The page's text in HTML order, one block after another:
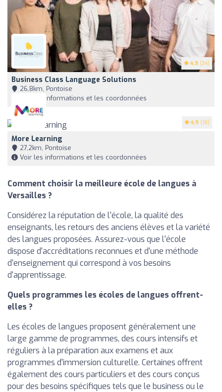
4.9 (34)
Business Class Language Solutions
26,8km, Pontoise
Voir les informations et les coordonnées
4.9 (18)
More Learning
27,2km, Pontoise
Voir les informations et les coordonnées
Comment choisir la meilleure école de langues à
Versailles ?
Considérez la réputation de l'école, la qualité des
enseignants, les retours des anciens élèves et la variété
des langues proposées. Assurez-vous que l'école
dispose d'accréditations reconnues et d'une méthode
d'enseignement qui correspond à vos besoins
d'apprentissage.
Quels programmes les écoles de langues offrent-
elles ?
Les écoles de langues proposent généralement une
large gamme de programmes, des cours intensifs et
réguliers à la préparation aux examens et aux
programmes d'immersion culturelle. Certaines offrent
également des cours particuliers et des cours conçus
pour des besoins spécifiques tels que le business ou le